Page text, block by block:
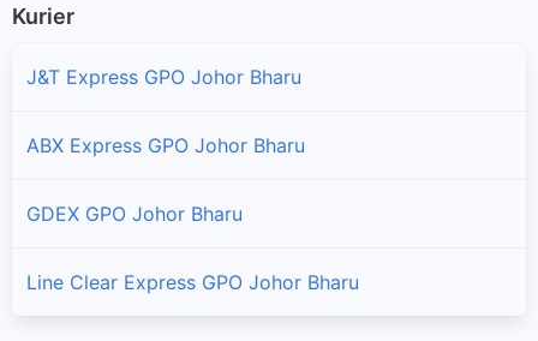
Kurier
J&T Express GPO Johor Bharu
ABX Express GPO Johor Bharu
GDEX GPO Johor Bharu
Line Clear Express GPO Johor Bharu